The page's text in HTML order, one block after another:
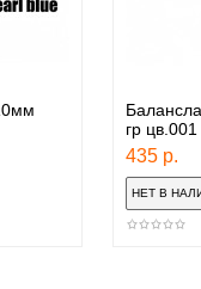
гр
435 р.